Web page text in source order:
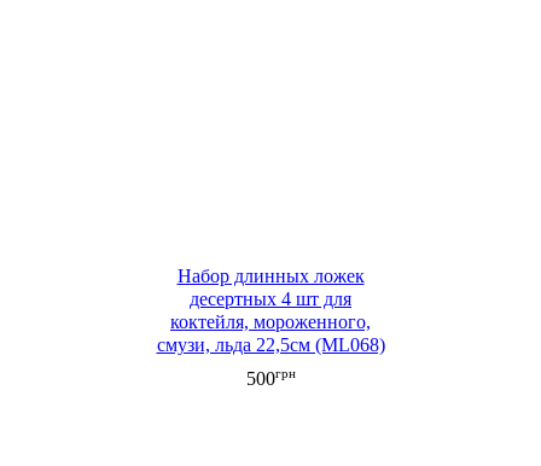
Набор длинных ложек
десертных 4 шт для
коктейля, мороженного,
смузи, льда 22,5см (ML068)
500грн